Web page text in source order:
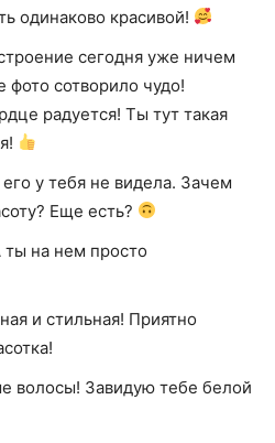
одинаково красивой!
сегодня уже ничем
фото сотворило чудо!
радуется! Ты тут такая
у тебя не видела. Зачем
Еще есть?
на нем просто
и стильная! Приятно
волосы! Завидую тебе белой